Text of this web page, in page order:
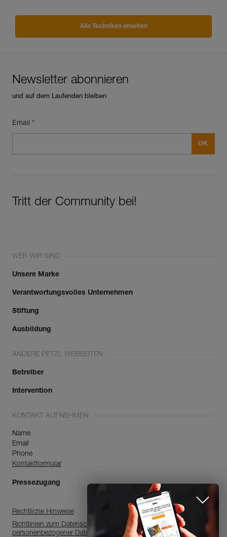
Alle Techniken ansehen
Newsletter abonnieren
und auf dem Laufenden bleiben
Email *
Tritt der Community bei!
WER WIR SIND
Unsere Marke
Verantwortungsvolles Unternehmen
Stiftung
Ausbildung
ANDERE PETZL WEBSEITEN
Betreiber
Intervention
KONTAKT AUFNEHMEN
Name
Email
Phone
Kontaktformular
Pressezugang
Rechtliche Hinweise
Richtlinien zum Datenschutz, zur Verarbeitung
personenbezogener Daten